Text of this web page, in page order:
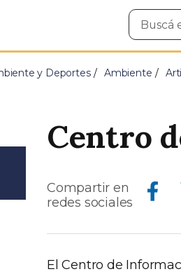
Buscar
en
y Deportes Ambiente
Centro
Compartir en
redes sociales
Compartir en Facebook
El Centro de